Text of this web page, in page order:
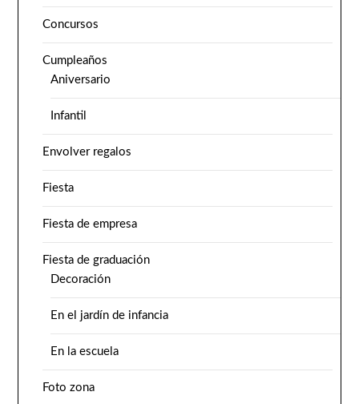
Concursos
Cumpleaños
Aniversario
Infantil
Envolver regalos
Fiesta
Fiesta de empresa
Fiesta de graduación
Decoración
En el jardín de infancia
En la escuela
Foto zona